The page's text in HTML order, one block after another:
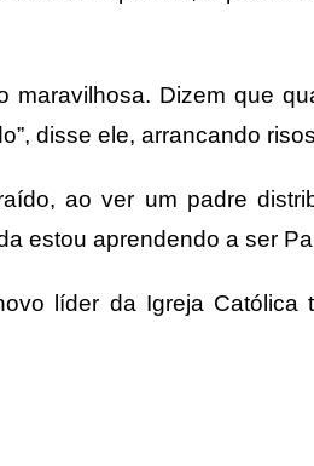
maravilhosa. Dizem que
disse ele, arrancando
ao ver um padre
estou aprendendo a ser
líder da Igreja